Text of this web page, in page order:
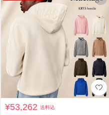
¥53,262送料込